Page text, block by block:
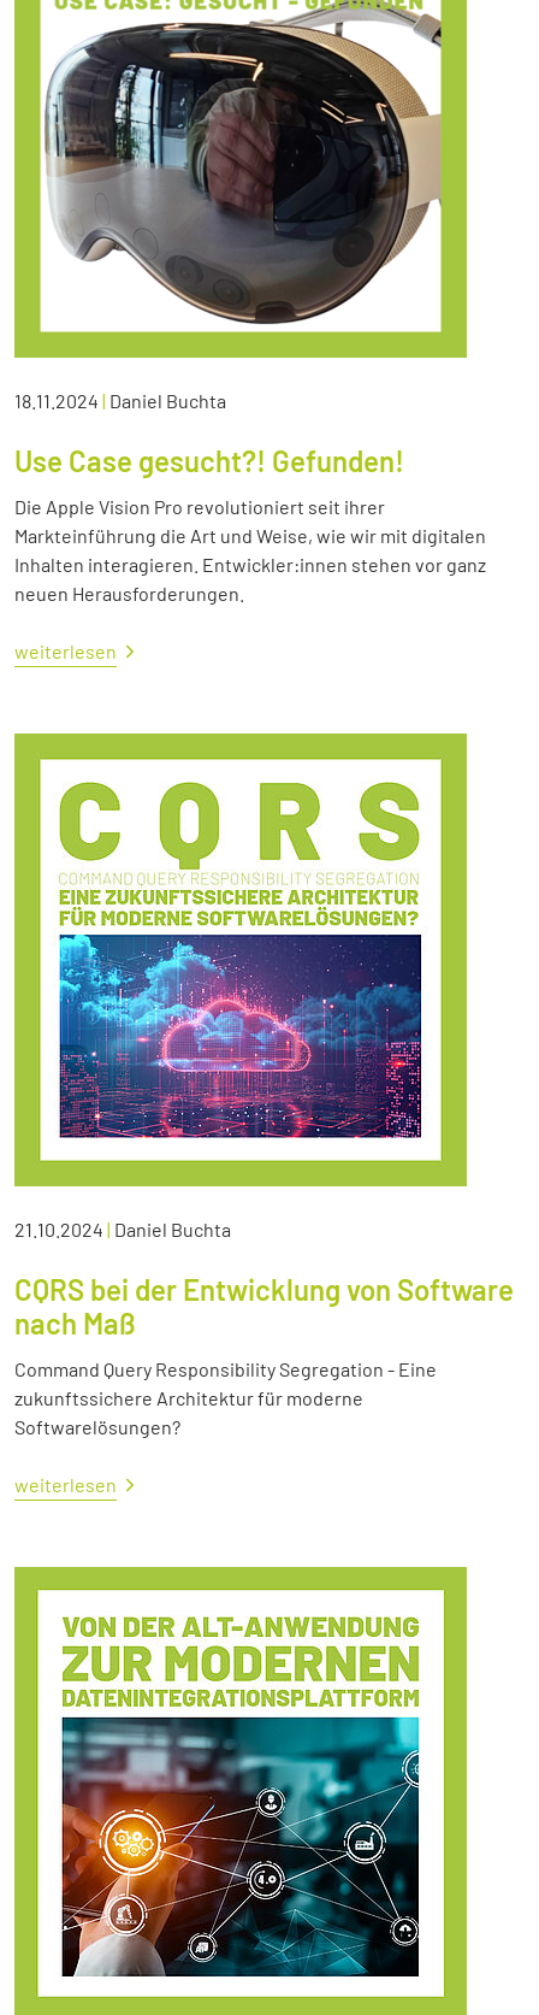
18.11.2024 | Daniel Buchta
Use Case gesucht?! Gefunden!
Die Apple Vision Pro revolutioniert seit ihrer
Markteinführung die Art und Weise, wie wir mit digitalen
Inhalten interagieren. Entwickler:innen stehen vor ganz
neuen Herausforderungen.
weiterlesen
21.10.2024 | Daniel Buchta
CQRS bei der Entwicklung von Software
nach Maß
Command Query Responsibility Segregation - Eine
zukunftssichere Architektur für moderne
Softwarelösungen?
weiterlesen